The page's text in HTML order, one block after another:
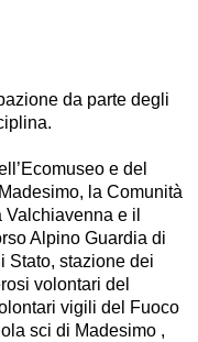
da parte degli
e del
la Comunità
e il
Alpino Guardia di
Stato, stazione dei
volontari del
vigili del Fuoco
sci di Madesimo ,